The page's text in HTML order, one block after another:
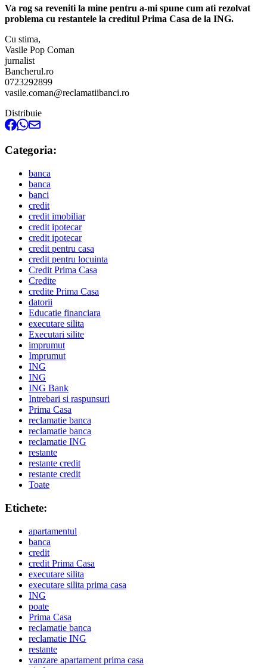
Va rog sa reveniti la mine pentru a-mi spune cum ati rezolvat
problema cu restantele la creditul Prima Casa de la ING.
Cu stima,
Vasile Pop Coman
jurnalist
Bancherul.ro
0723292899
vasile.coman@reclamatiibanci.ro
Distribuie
Categoria:
banca
banca
banci
credit
credit imobiliar
credit ipotecar
credit ipotecar
credit pentru casa
credit pentru locuinta
Credit Prima Casa
Credite
credite Prima Casa
datorii
Educatie financiara
executare silita
Executari silite
imprumut
Imprumut
ING
ING
ING Bank
Intrebari si raspunsuri
Prima Casa
reclamatie banca
reclamatie banca
reclamatie ING
restante
restante credit
restante credit
Toate
Etichete:
apartamentul
banca
credit
credit Prima Casa
executare silita
executare silita prima casa
ING
poate
Prima Casa
reclamatie banca
reclamatie ING
restante
vanzare apartament prima casa